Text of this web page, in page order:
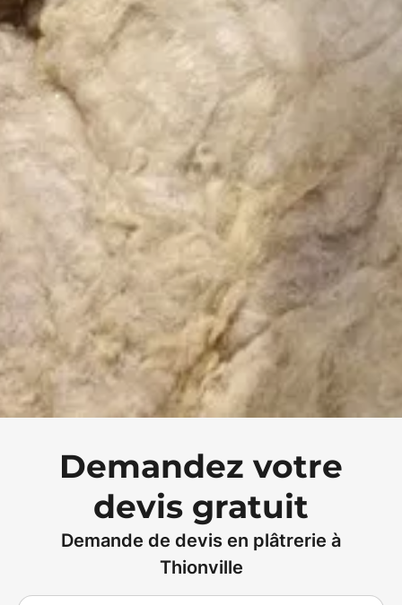
Demande de devis en plâtrerie à
Thionville
Demandez votre
devis gratuit